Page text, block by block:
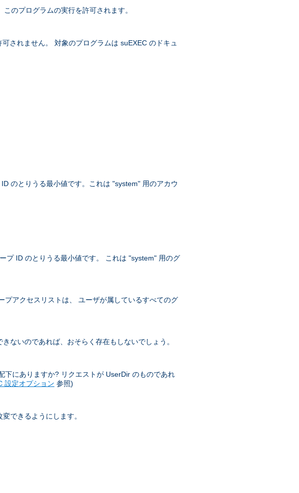
のプログラムの実行を許可されます。
されません。 対象のプログラムは suEXEC のドキュ
のとりうる最小値です。これは "system" 用のアカウ
プ ID のとりうる最小値です。 これは "system" 用のグ
アクセスリストは、 ユーザが属しているすべてのグ
ないのであれば、おそらく存在もしないでしょう。
下にありますか? リクエストが UserDir のものであれ
設定オプション 参照)
できるようにします。